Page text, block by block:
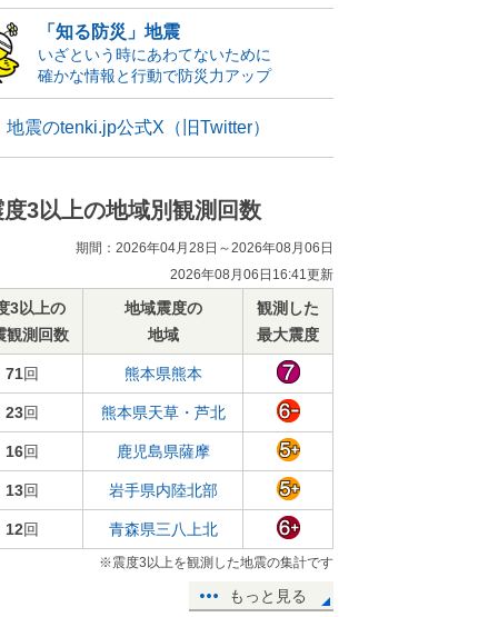
「知る防災」地震
いざという時にあわてないために
確かな情報と行動で防災力アップ
地震のtenki.jp公式X（旧Twitter）
度3以上の地域別観測回数
期間：2026年04月28日～2026年08月06日
2026年08月06日16:41更新
3以上の
観測回数
地域震度の
地域
観測した
最大震度
71回 熊本県熊本
23回 熊本県天草・芦北
16回 鹿児島県薩摩
13回 岩手県内陸北部
12回 青森県三八上北
※震度3以上を観測した地震の集計です
もっと見る